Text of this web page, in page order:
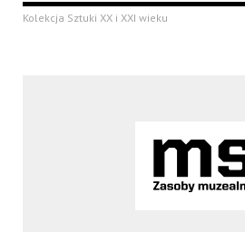
Kolekcja Sztuki XX i XXI wieku